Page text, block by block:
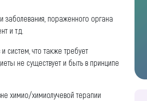
заболевания, пораженного органа
и т.д.
систем, что также требует
не существует и быть в принципе
химио/химиолучевой терапии